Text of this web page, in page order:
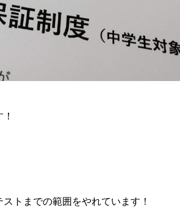
トまでの範囲をやれています！